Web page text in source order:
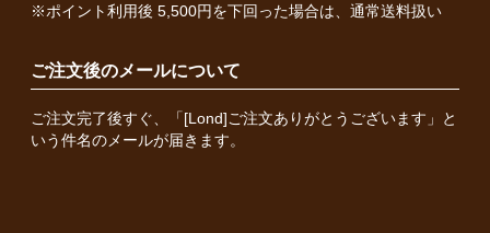
※ポイント利用後 5,500円を下回った場合は、通常送料扱い
ご注文後のメールについて
ご注文完了後すぐ、「[Lond]ご注文ありがとうございます」と
いう件名のメールが届きます。